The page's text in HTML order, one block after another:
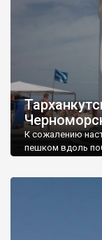
К сожалению
пешком вдоль